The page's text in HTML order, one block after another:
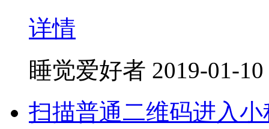
详情
睡觉爱好者 2019-01-
扫描普通二维码进入